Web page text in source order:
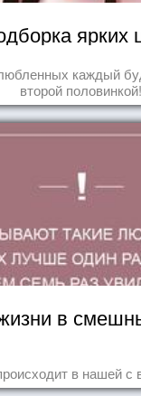
ярких
каждый
второй половинкой!
в
в нашей с